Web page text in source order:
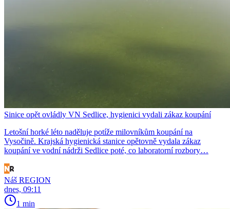
Sinice opět ovládly VN Sedlice, hygienici vydali zákaz koupání
Letošní horké léto naděluje potíže milovníkům koupání na
Vysočině. Krajská hygienická stanice opětovně vydala zákaz
koupání ve vodní nádrži Sedlice poté, co laboratorní rozbory…
Náš REGION
dnes, 09:11
1 min